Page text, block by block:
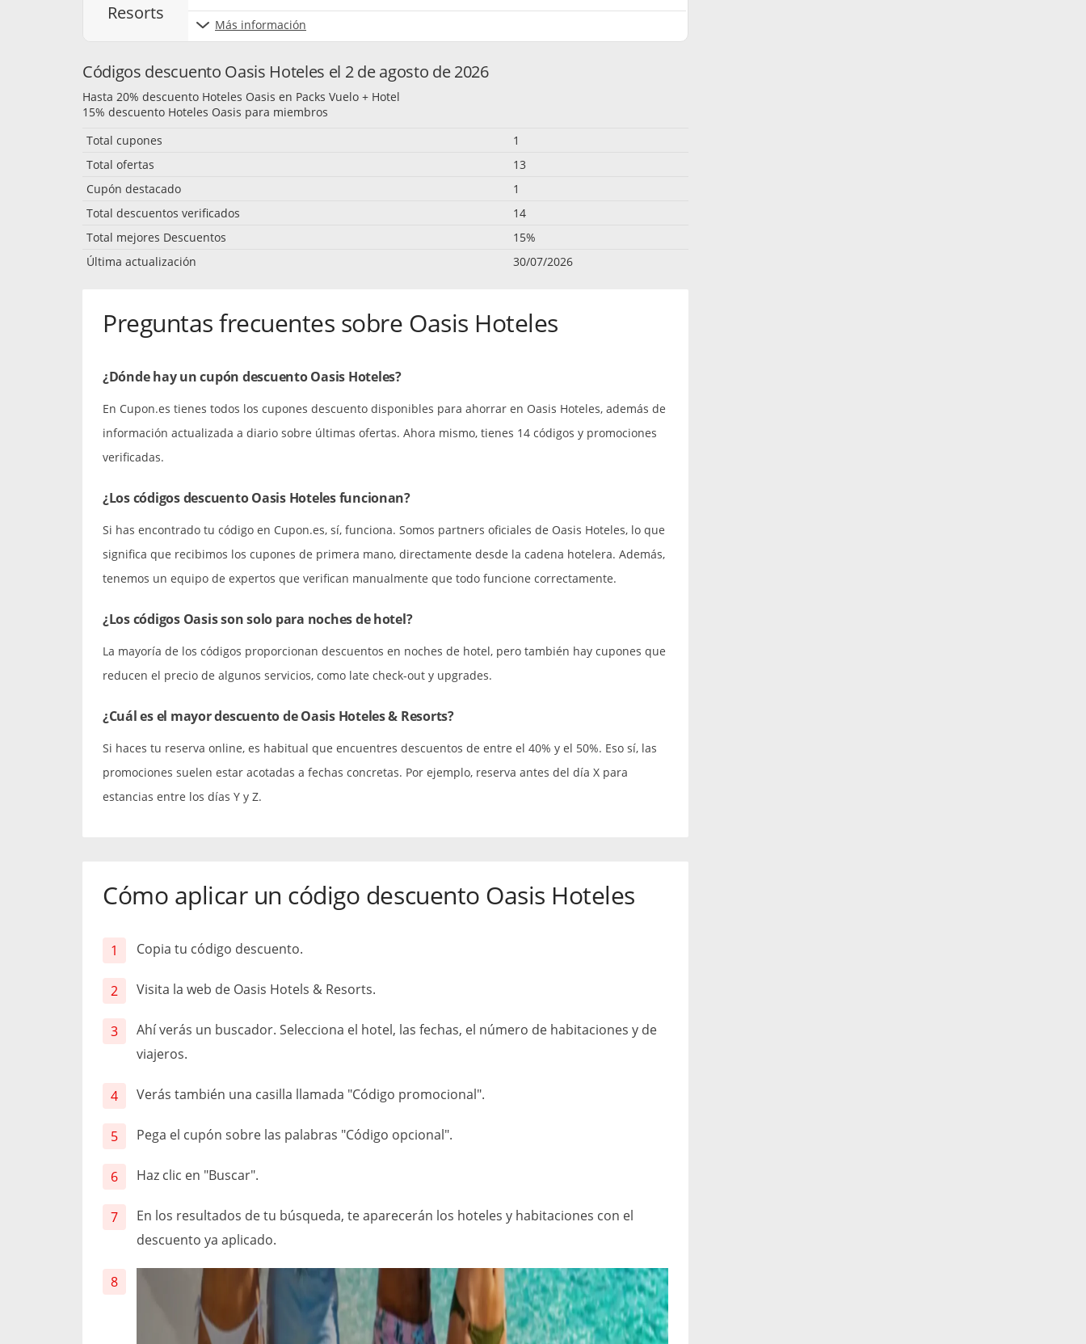
resorts
Más información
Códigos descuento Oasis Hoteles el 2 de agosto de 2026
Hasta 20% descuento Hoteles Oasis en Packs Vuelo + Hotel
15% descuento Hoteles Oasis para miembros
Total cupones
1
Total ofertas
13
Cupón destacado
1
Total descuentos verificados
14
Total mejores Descuentos
15%
Última actualización
30/07/2026
Preguntas frecuentes sobre Oasis Hoteles
¿Dónde hay un cupón descuento Oasis Hoteles?
En Cupon.es tienes todos los cupones descuento disponibles para ahorrar en Oasis Hoteles, además de
información actualizada a diario sobre últimas ofertas. Ahora mismo, tienes 14 códigos y promociones
verificadas.
¿Los códigos descuento Oasis Hoteles funcionan?
Si has encontrado tu código en Cupon.es, sí, funciona. Somos partners oficiales de Oasis Hoteles, lo que
significa que recibimos los cupones de primera mano, directamente desde la cadena hotelera. Además,
tenemos un equipo de expertos que verifican manualmente que todo funcione correctamente.
¿Los códigos Oasis son solo para noches de hotel?
La mayoría de los códigos proporcionan descuentos en noches de hotel, pero también hay cupones que
reducen el precio de algunos servicios, como late check-out y upgrades.
¿Cuál es el mayor descuento de Oasis Hoteles & Resorts?
Si haces tu reserva online, es habitual que encuentres descuentos de entre el 40% y el 50%. Eso sí, las
promociones suelen estar acotadas a fechas concretas. Por ejemplo, reserva antes del día X para
estancias entre los días Y y Z.
Cómo aplicar un código descuento Oasis Hoteles
Copia tu código descuento.
Visita la web de Oasis Hotels & Resorts.
Ahí verás un buscador. Selecciona el hotel, las fechas, el número de habitaciones y de
viajeros.
Verás también una casilla llamada "Código promocional".
Pega el cupón sobre las palabras "Código opcional".
Haz clic en "Buscar".
En los resultados de tu búsqueda, te aparecerán los hoteles y habitaciones con el
descuento ya aplicado.